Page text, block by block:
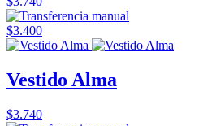
$3.400
Vestido Alma
$3.740